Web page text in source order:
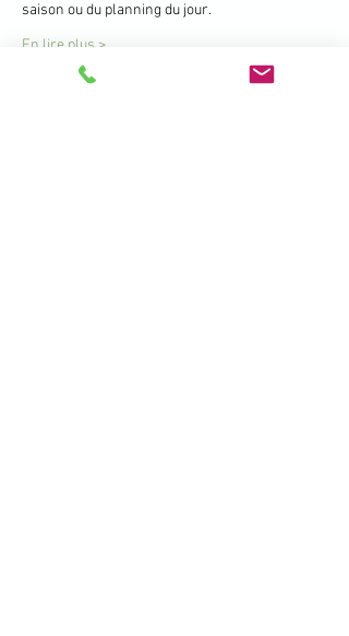
saison ou du planning du jour.
En lire plus >